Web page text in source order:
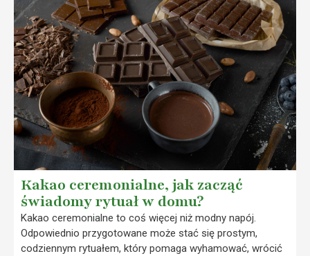
Kakao ceremonialne, jak zacząć
świadomy rytuał w domu?
Kakao ceremonialne to coś więcej niż modny napój.
Odpowiednio przygotowane może stać się prostym,
codziennym rytuałem, który pomaga wyhamować, wrócić